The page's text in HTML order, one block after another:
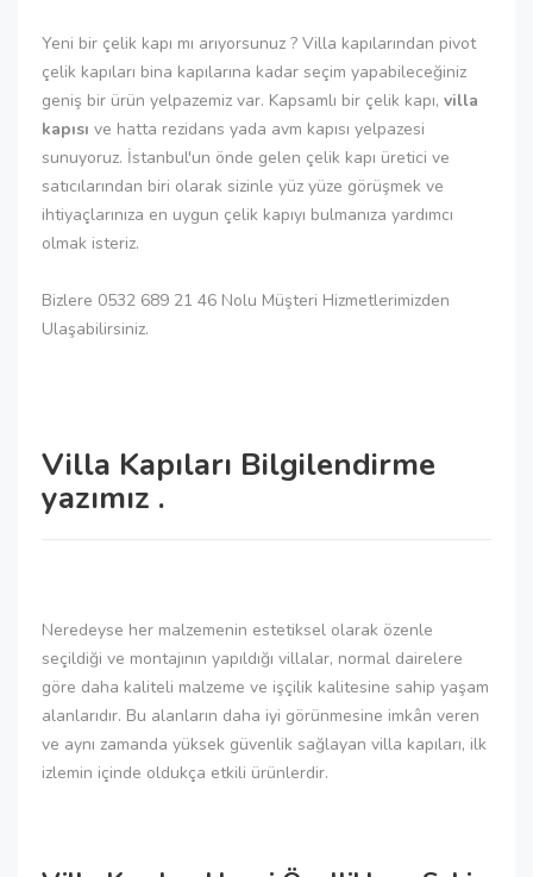
Yeni bir çelik kapı mı arıyorsunuz ? Villa kapılarından pivot
çelik kapıları bina kapılarına kadar seçim yapabileceğiniz
geniş bir ürün yelpazemiz var. Kapsamlı bir çelik kapı, villa
kapısı ve hatta rezidans yada avm kapısı yelpazesi
sunuyoruz. İstanbul'un önde gelen çelik kapı üretici ve
satıcılarından biri olarak sizinle yüz yüze görüşmek ve
ihtiyaçlarınıza en uygun çelik kapıyı bulmanıza yardımcı
olmak isteriz.
Bizlere 0532 689 21 46 Nolu Müşteri Hizmetlerimizden
Ulaşabilirsiniz.
Villa Kapıları Bilgilendirme
yazımız .
Neredeyse her malzemenin estetiksel olarak özenle
seçildiği ve montajının yapıldığı villalar, normal dairelere
göre daha kaliteli malzeme ve işçilik kalitesine sahip yaşam
alanlarıdır. Bu alanların daha iyi görünmesine imkân veren
ve aynı zamanda yüksek güvenlik sağlayan villa kapıları, ilk
izlemin içinde oldukça etkili ürünlerdir.